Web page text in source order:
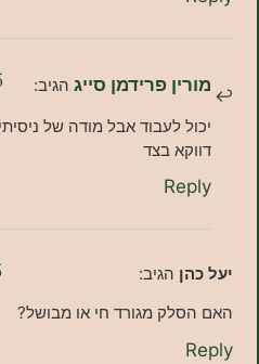
פרידמן סייג הגיב: 18/07/2025 בשעה
לעבוד אבל מודה של ניסיתי
הגיב: 02/11/2025
מגורד חי או מבושל?